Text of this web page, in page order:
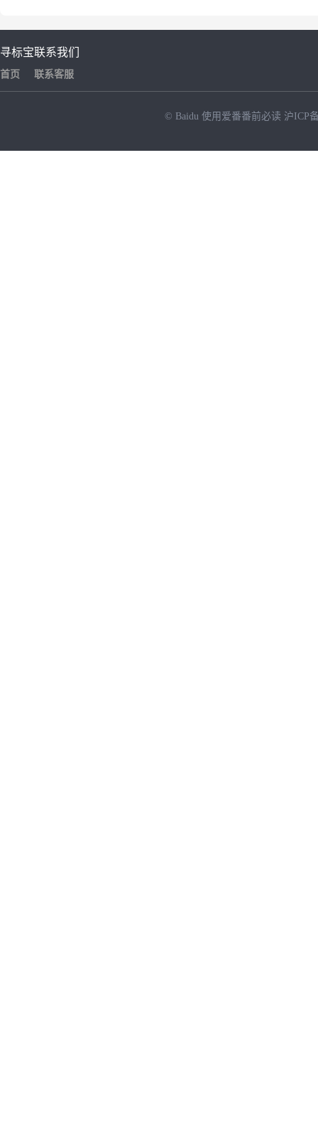
寻标宝
首页
联系我们
联系客服
© Baidu 使用爱番番前必读 沪ICP